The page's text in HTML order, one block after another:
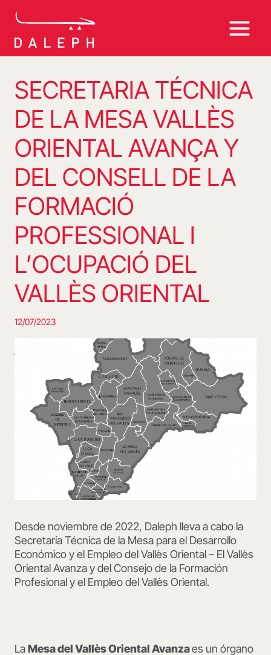
SECRETARIA TÉCNICA
DE LA MESA VALLÈS
ORIENTAL AVANÇA Y
DEL CONSELL DE LA
FORMACIÓ
PROFESSIONAL I
L’OCUPACIÓ DEL
VALLÈS ORIENTAL
12/07/2023
Desde noviembre de 2022, Daleph lleva a cabo la
Secretaría Técnica de la Mesa para el Desarrollo
Económico y el Empleo del Vallès Oriental – El Vallès
Oriental Avanza y del Consejo de la Formación
Profesional y el Empleo del Vallès Oriental.
LaMesa del Vallès Oriental Avanzaes un órgano